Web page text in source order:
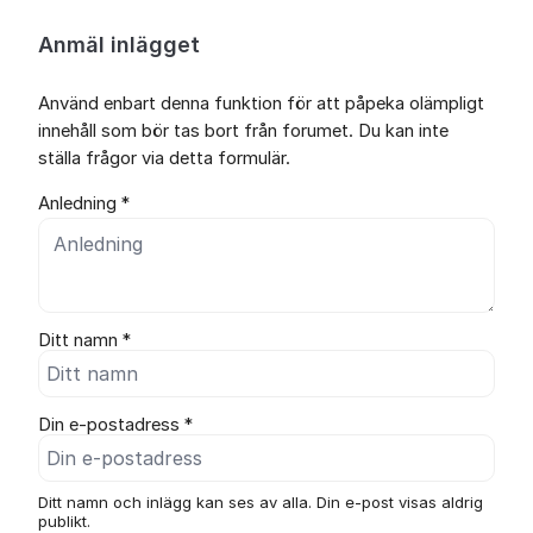
Anmäl inlägget
Använd enbart denna funktion för att påpeka olämpligt
innehåll som bör tas bort från forumet. Du kan inte
ställa frågor via detta formulär.
Anledning *
Ditt namn *
Din e-postadress *
Ditt namn och inlägg kan ses av alla. Din e-post visas aldrig
publikt.